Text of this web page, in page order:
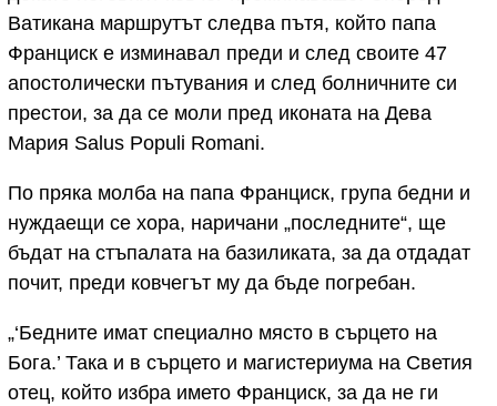
Ватикана маршрутът следва пътя, който папа
Франциск е изминавал преди и след своите 47
апостолически пътувания и след болничните си
престои, за да се моли пред иконата на Дева
Мария Salus Populi Romani.
По пряка молба на папа Франциск, група бедни и
нуждаещи се хора, наричани „последните“, ще
бъдат на стъпалата на базиликата, за да отдадат
почит, преди ковчегът му да бъде погребан.
„‘Бедните имат специално място в сърцето на
Бога.’ Така и в сърцето и магистериума на Светия
отец, който избра името Франциск, за да не ги